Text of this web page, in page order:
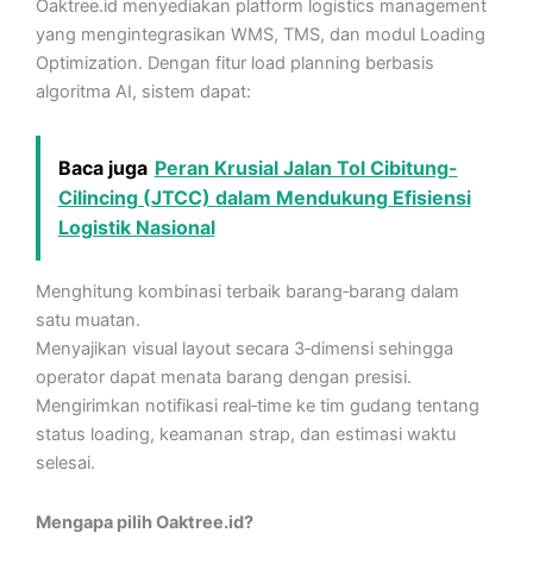
Oaktree.id menyediakan platform logistics management
yang mengintegrasikan WMS, TMS, dan modul Loading
Optimization. Dengan fitur load planning berbasis
algoritma AI, sistem dapat:
Baca juga Peran Krusial Jalan Tol Cibitung-
Cilincing (JTCC) dalam Mendukung Efisiensi
Logistik Nasional
Menghitung kombinasi terbaik barang‑barang dalam
satu muatan.
Menyajikan visual layout secara 3‑dimensi sehingga
operator dapat menata barang dengan presisi.
Mengirimkan notifikasi real‑time ke tim gudang tentang
status loading, keamanan strap, dan estimasi waktu
selesai.
Mengapa pilih Oaktree.id?